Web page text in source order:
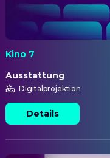
Kino 7
Ausstattung
Digitalprojektion
Details